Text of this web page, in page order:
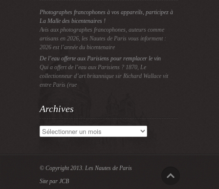
Photographes francophones à vos appareils, participez à
La Malle des bicentenaires !
Avis aux photographes francophones, auteurs comme
artisans en 2026, les Nautes de Paris vous informent :
2026 est l’année du bicentenaire
De l’eau offerte aux Parisiens pour remplacer le vin
Qui a offert de l’eau aux Parisiens ? 1870, Le
collectionneur d’art britannique sir Richard Wallace vit
entre Paris (rue
Archives
Archives
© Copyright 2013. Les Nautes de Paris
Site par JCB